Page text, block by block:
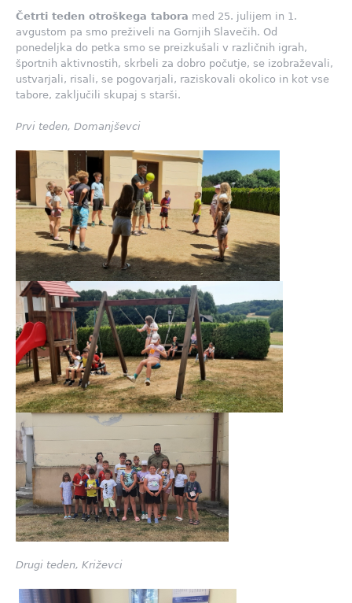
Četrti teden otroškega tabora med 25. julijem in 1.
avgustom pa smo preživeli na Gornjih Slavečih. Od
ponedeljka do petka smo se preizkušali v različnih igrah,
športnih aktivnostih, skrbeli za dobro počutje, se izobraževali,
ustvarjali, risali, se pogovarjali, raziskovali okolico in kot vse
tabore, zaključili skupaj s starši.
Prvi teden, Domanjševci
Drugi teden, Križevci